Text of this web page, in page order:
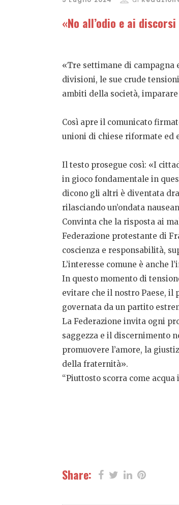
«No all’odio e ai
«Tre settimane di campagna
divisioni, le sue crude
ambiti della società,
Così apre il comunicato
unioni di chiese riformate ed
Il testo prosegue così: «I
in gioco fondamentale in
dicono gli altri è diventata
rilasciando un’ondata
Convinta che la risposta ai
Federazione protestante di
coscienza e responsabilità,
L’interesse comune è anche
In questo momento di
evitare che il nostro Paese, il
governata da un partito
La Federazione invita ogni
saggezza e il discernimento
promuovere l’amore, la
della fraternità».
“Piuttosto scorra come
Share: